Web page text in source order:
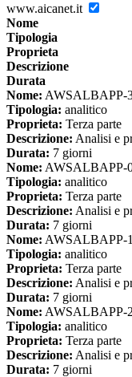
www.aicanet.it
Nome
Tipologia
Proprieta
Descrizione
Durata
Nome: AWSALBAPP-
Tipologia: analitico
Proprieta: Terza parte
Descrizione: Analisi e
Durata: 7 giorni
Nome: AWSALBAPP-
Tipologia: analitico
Proprieta: Terza parte
Descrizione: Analisi e
Durata: 7 giorni
Nome: AWSALBAPP-1
Tipologia: analitico
Proprieta: Terza parte
Descrizione: Analisi e
Durata: 7 giorni
Nome: AWSALBAPP-2
Tipologia: analitico
Proprieta: Terza parte
Descrizione: Analisi e
Durata: 7 giorni